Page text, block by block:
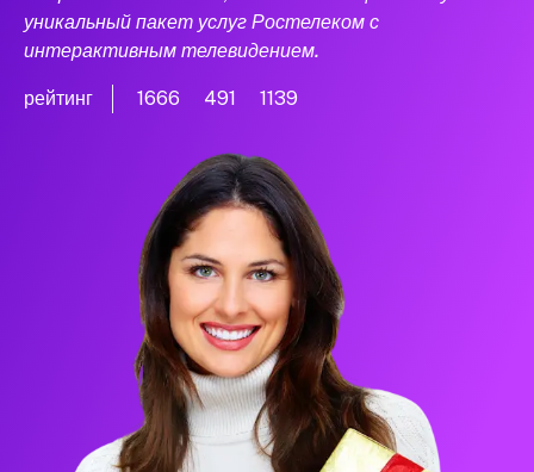
уникальный пакет услуг Ростелеком с
интерактивным телевидением.
рейтинг 1666 491 1139